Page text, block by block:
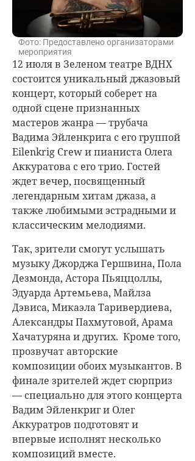
Фото: Предоставлено организаторами
мероприятия
12 июля в Зеленом театре ВДНХ
состоится уникальный джазовый
концерт, который соберет на
одной сцене признанных
мастеров жанра — трубача
Вадима Эйленкрига с его группой
Eilenkrig Crew и пианиста Олега
Аккуратова с его трио. Гостей
ждет вечер, посвященный
легендарным хитам джаза, а
также любимыми эстрадными и
классическим мелодиями.
Так, зрители смогут услышать
музыку Джорджа Гершвина, Пола
Дезмонда, Астора Пьяццоллы,
Эдуарда Артемьева, Майлза
Дэвиса, Микаэла Таривердиева,
Александры Пахмутовой, Арама
Хачатуряна и других. Кроме того,
прозвучат авторские
композиции обоих музыкантов. В
финале зрителей ждет сюрприз
— специально для этого концерта
Вадим Эйленкриг и Олег
Аккуратров подготовят и
впервые исполнят несколько
композиций вместе.